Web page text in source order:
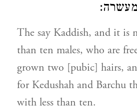
The say Kaddish, and it is
than ten males, who are
grown two [pubic] hairs,
for Kedushah and Barchu
with less than ten.